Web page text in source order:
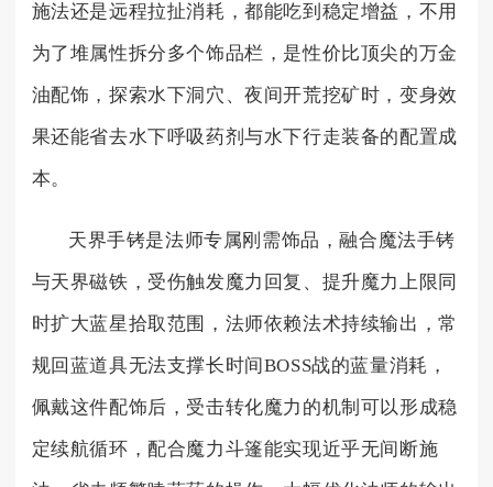
施法还是远程拉扯消耗，都能吃到稳定增益，不用
为了堆属性拆分多个饰品栏，是性价比顶尖的万金
油配饰，探索水下洞穴、夜间开荒挖矿时，变身效
果还能省去水下呼吸药剂与水下行走装备的配置成
本。
天界手铐是法师专属刚需饰品，融合魔法手铐
与天界磁铁，受伤触发魔力回复、提升魔力上限同
时扩大蓝星拾取范围，法师依赖法术持续输出，常
规回蓝道具无法支撑长时间BOSS战的蓝量消耗，
佩戴这件配饰后，受击转化魔力的机制可以形成稳
定续航循环，配合魔力斗篷能实现近乎无间断施